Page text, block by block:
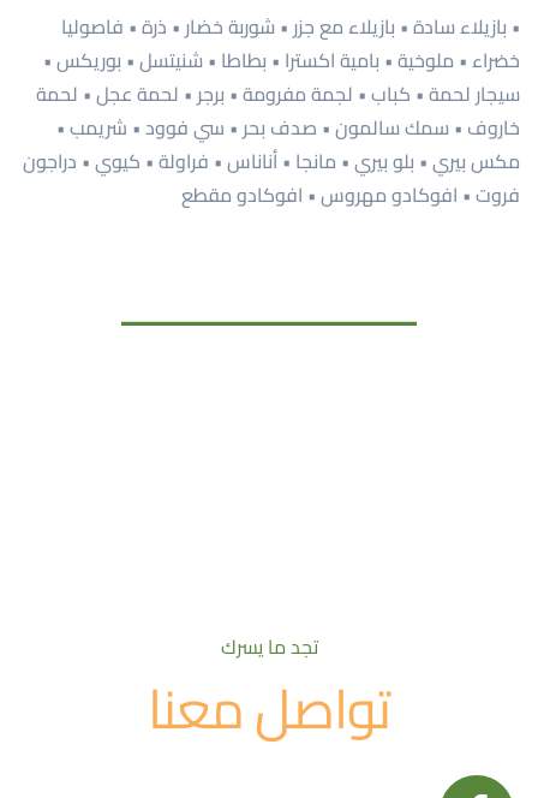
• بازيلاء سادة • بازيلاء مع جزر • شوربة خضار • ذرة • فاصوليا
خضراء • ملوخية • بامية اكسترا • بطاطا • شنيتسل • بوريكس •
سيجار لحمة • كباب • لجمة مفرومة • برجر • لحمة عجل • لحمة
خاروف • سمك سالمون • صدف بحر • سي فوود • شريمب •
مكس بيري • بلو بيري • مانجا • أناناس • فراولة • كيوي • دراجون
فروت • افوكادو مهروس • افوكادو مقطع
تجد ما يسرك
تواصل معنا